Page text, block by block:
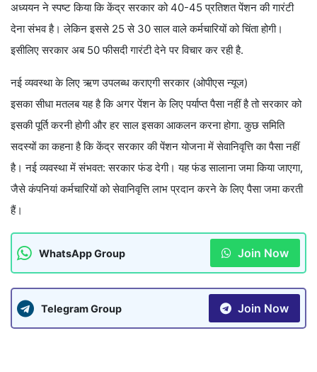
अध्ययन ने स्पष्ट किया कि केंद्र सरकार को 40-45 प्रतिशत पेंशन की गारंटी
देना संभव है। लेकिन इससे 25 से 30 साल वाले कर्मचारियों को चिंता होगी।
इसीलिए सरकार अब 50 फीसदी गारंटी देने पर विचार कर रही है.
नई व्यवस्था के लिए ऋण उपलब्ध कराएगी सरकार (ओपीएस न्यूज)
इसका सीधा मतलब यह है कि अगर पेंशन के लिए पर्याप्त पैसा नहीं है तो सरकार को
इसकी पूर्ति करनी होगी और हर साल इसका आकलन करना होगा. कुछ समिति
सदस्यों का कहना है कि केंद्र सरकार की पेंशन योजना में सेवानिवृत्ति का पैसा नहीं
है। नई व्यवस्था में संभवत: सरकार फंड देगी। यह फंड सालाना जमा किया जाएगा,
जैसे कंपनियां कर्मचारियों को सेवानिवृत्ति लाभ प्रदान करने के लिए पैसा जमा करती
हैं।
WhatsApp Group Join Now
Telegram Group Join Now